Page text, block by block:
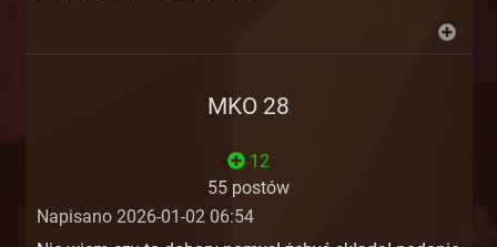
MKO 28
12
55 postów
Napisano 2026-01-02 06:54